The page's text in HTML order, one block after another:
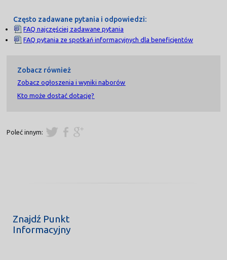
Często zadawane pytania i odpowiedzi:
FAQ najczęściej zadawane pytania
FAQ pytania ze spotkań informacyjnych dla beneficjentów
Zobacz również
Zobacz ogłoszenia i wyniki naborów
Kto może dostać dotację?
Poleć innym:
Znajdź Punkt
Informacyjny